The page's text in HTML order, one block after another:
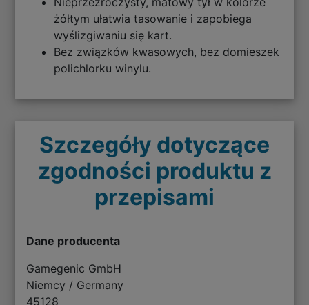
żółtym ułatwia tasowanie i zapobiega
wyślizgiwaniu się kart.
Bez związków kwasowych, bez domieszek
polichlorku winylu.
Szczegóły dotyczące
zgodności produktu z
przepisami
Dane producenta
Gamegenic GmbH
Niemcy / Germany
45128